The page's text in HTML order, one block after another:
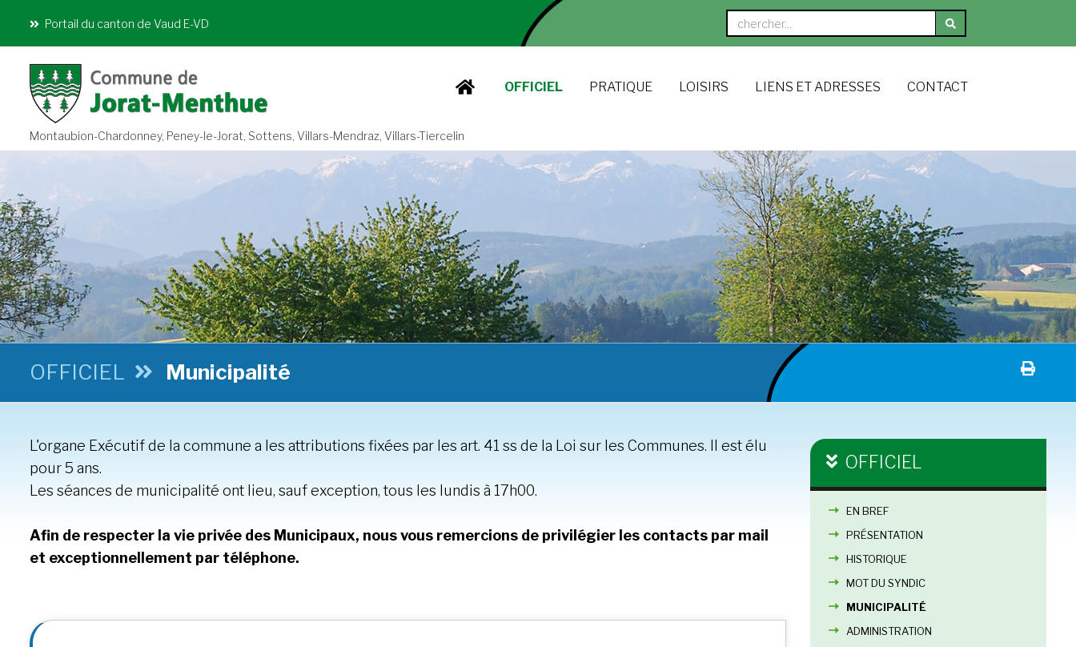
Portail du canton de Vaud E-VD
OFFICIEL PRATIQUE LOISIRS LIENS ET ADRESSES CONTACT
Montaubion-Chardonney, Peney-le-Jorat, Sottens, Villars-Mendraz, Villars-Tiercelin
OFFICIEL Municipalité
L'organe Exécutif de la commune a les attributions fixées par les art. 41 ss de la Loi sur les Communes. Il est élu
pour 5 ans.
Les séances de municipalité ont lieu, sauf exception, tous les lundis à 17h00.
Afin de respecter la vie privée des Municipaux, nous vous remercions de privilégier les contacts par mail
et exceptionnellement par téléphone.
OFFICIEL
EN BREF
PRÉSENTATION
HISTORIQUE
MOT DU SYNDIC
MUNICIPALITÉ
ADMINISTRATION